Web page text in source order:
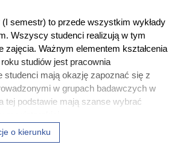
semestr) to przede wszystkim wykłady
Wszyscy studenci realizują w tym
zajęcia. Ważnym elementem kształcenia
studiów jest pracownia
studenci mają okazję zapoznać się z
w grupach badawczych w
tej podstawie mają szanse wybrać
2023/2024, studenci po I semestrze
o kierunku